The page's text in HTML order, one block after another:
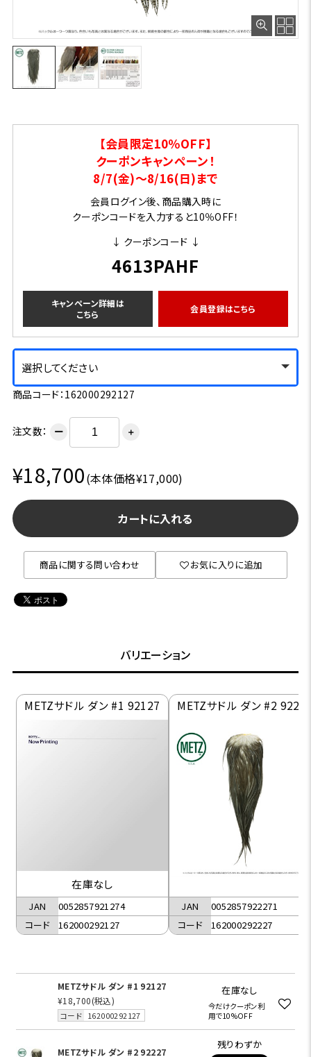
【会員限定10％OFF】
クーポンキャンペーン！
8/7(金)～8/16(日)まで
会員ログイン後、商品購入時に
クーポンコードを入力すると10％OFF！
↓ クーポンコード ↓
4613PAHF
キャンペーン詳細は
こちら
会員登録はこちら
選択してください
商品コード：162000292127
注文数： ー ＋
¥18,700(本体価格¥17,000)
カートに入れる
商品に関する問い合わせ お気に入りに追加
バリエーション
METZサドル ダン #1 92127
在庫なし
JAN
0052857921274
コード
162000292127
METZサドル ダン #2
JAN
0052857922271
コード
162000292227
METZサドル ダン #1 92127
¥18,700(税込)
コード 162000292127
在庫なし
今だけクーポン利
用で10%OFF
METZサドル ダン #2 92227
残りわずか